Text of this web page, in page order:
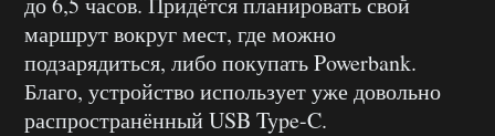
маршрут вокруг мест, где можно
подзарядиться, либо покупать Powerbank.
Благо, устройство использует уже довольно
распространённый USB Type-C.